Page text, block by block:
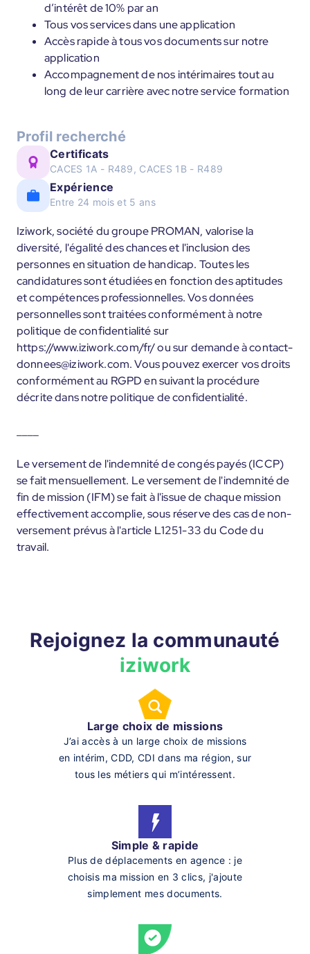
d’intérêt de 10% par an
Tous vos services dans une application
Accès rapide à tous vos documents sur notre
application
Accompagnement de nos intérimaires tout au
long de leur carrière avec notre service formation
Profil recherché
Certificats
CACES 1A - R489, CACES 1B - R489
Expérience
Entre 24 mois et 5 ans
Iziwork, société du groupe PROMAN, valorise la
diversité, l'égalité des chances et l'inclusion des
personnes en situation de handicap. Toutes les
candidatures sont étudiées en fonction des aptitudes
et compétences professionnelles. Vos données
personnelles sont traitées conformément à notre
politique de confidentialité sur
https://www.iziwork.com/fr/ ou sur demande à contact-
donnees@iziwork.com. Vous pouvez exercer vos droits
conformément au RGPD en suivant la procédure
décrite dans notre politique de confidentialité.
Le versement de l'indemnité de congés payés (ICCP)
se fait mensuellement. Le versement de l'indemnité de
fin de mission (IFM) se fait à l'issue de chaque mission
effectivement accomplie, sous réserve des cas de non-
versement prévus à l'article L1251-33 du Code du
travail.
Rejoignez la communauté
iziwork
Large choix de missions
J’ai accès à un large choix de missions
en intérim, CDD, CDI dans ma région, sur
tous les métiers qui m’intéressent.
Simple & rapide
Plus de déplacements en agence : je
choisis ma mission en 3 clics, j'ajoute
simplement mes documents.